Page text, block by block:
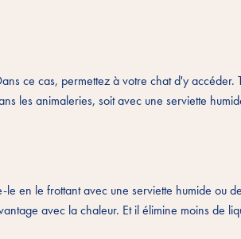
ce cas, permettez à votre chat d'y accéder.
les animaleries, soit avec une serviette
en le frottant avec une serviette humide ou
avec la chaleur. Et il élimine moins de